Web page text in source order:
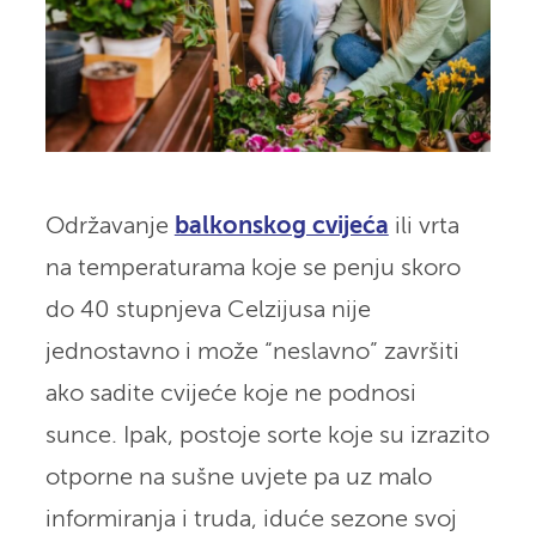
Održavanje balkonskog cvijeća ili vrta
na temperaturama koje se penju skoro
do 40 stupnjeva Celzijusa nije
jednostavno i može “neslavno” završiti
ako sadite cvijeće koje ne podnosi
sunce. Ipak, postoje sorte koje su izrazito
otporne na sušne uvjete pa uz malo
informiranja i truda, iduće sezone svoj